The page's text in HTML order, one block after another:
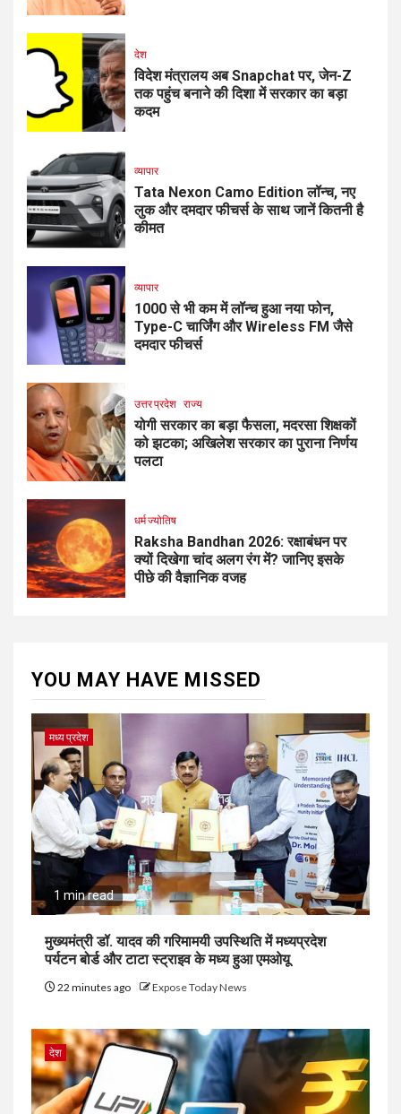
देश
विदेश मंत्रालय अब Snapchat पर, जेन-Z
तक पहुंच बनाने की दिशा में सरकार का बड़ा
कदम
व्यापार
Tata Nexon Camo Edition लॉन्च, नए
लुक और दमदार फीचर्स के साथ जानें कितनी है
कीमत
व्यापार
₹1000 से भी कम में लॉन्च हुआ नया फोन,
Type-C चार्जिंग और Wireless FM जैसे
दमदार फीचर्स
उत्तर प्रदेश राज्य
योगी सरकार का बड़ा फैसला, मदरसा शिक्षकों
को झटका; अखिलेश सरकार का पुराना निर्णय
पलटा
धर्म ज्योतिष
Raksha Bandhan 2026: रक्षाबंधन पर
क्यों दिखेगा चांद अलग रंग में? जानिए इसके
पीछे की वैज्ञानिक वजह
YOU MAY HAVE MISSED
मध्य प्रदेश
1 min read
मुख्यमंत्री डॉ. यादव की गरिमामयी उपस्थिति में मध्यप्रदेश
पर्यटन बोर्ड और टाटा स्ट्राइव के मध्य हुआ एमओयू
22 minutes ago Expose Today News
देश